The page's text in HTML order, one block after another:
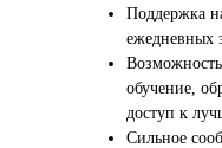
Поддержка
ежедневных
обучение,
доступ к
Сильное
Английский язык